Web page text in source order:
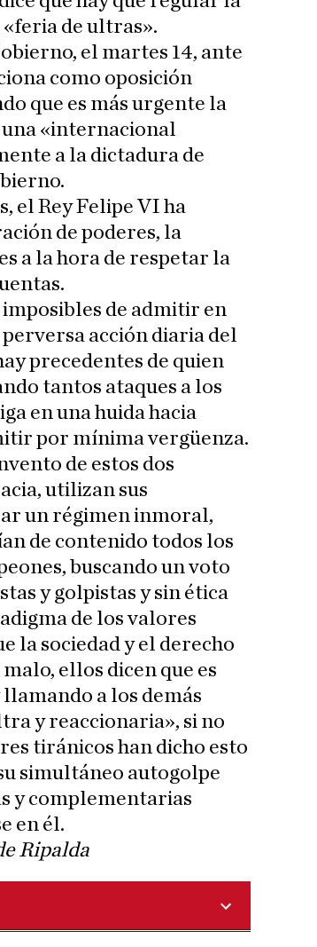
de ultras».
el martes 14, ante
como oposición
que es más urgente la
«internacional
a la dictadura de
el Rey Felipe VI ha
de poderes, la
a la hora de respetar la
de admitir en
acción diaria del
precedentes de quien
tantos ataques a los
en una huida hacia
por mínima vergüenza.
de estos dos
utilizan sus
un régimen inmoral,
de contenido todos los
buscando un voto
y golpistas y sin ética
de los valores
la sociedad y el derecho
ellos dicen que es
a los demás
y reaccionaria», si no
tiránicos han dicho esto
simultáneo autogolpe
y complementarias
en él.
Ripalda